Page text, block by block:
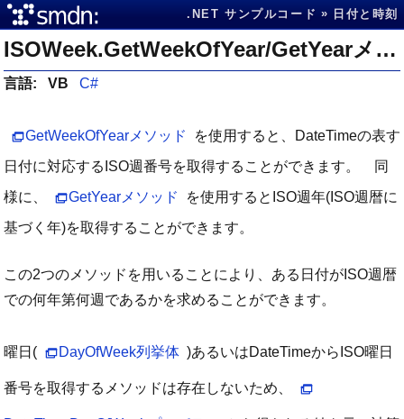
.NET サンプルコード 日付と時刻
ISOWeek.GetWeekOfYear/GetYearメソッドで日付に対応するISO週番号・ISO週年を取得する
言語: VB C#
GetWeekOfYearメソッド
を使用すると、DateTimeの表す
日付に対応するISO週番号を取得することができます。 同
様に、
GetYearメソッド
を使用するとISO週年(ISO週暦に
基づく年)を取得することができます。
この2つのメソッドを用いることにより、ある日付がISO週暦
での何年第何週であるかを求めることができます。
曜日( DayOfWeek列挙体 )あるいはDateTimeからISO曜日
番号を取得するメソッドは存在しないため、